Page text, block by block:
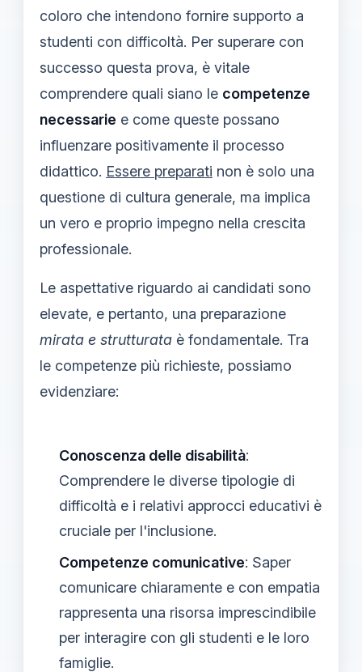
coloro che intendono fornire supporto a
studenti con difficoltà. Per superare con
successo questa prova, è vitale
comprendere quali siano le competenze
necessarie e come queste possano
influenzare positivamente il processo
didattico. Essere preparati non è solo una
questione di cultura generale, ma implica
un vero e proprio impegno nella crescita
professionale.
Le aspettative riguardo ai candidati sono
elevate, e pertanto, una preparazione
mirata e strutturata è fondamentale. Tra
le competenze più richieste, possiamo
evidenziare:
Conoscenza delle disabilità:
Comprendere le diverse tipologie di
difficoltà e i relativi approcci educativi è
cruciale per l'inclusione.
Competenze comunicative: Saper
comunicare chiaramente e con empatia
rappresenta una risorsa imprescindibile
per interagire con gli studenti e le loro
famiglie.